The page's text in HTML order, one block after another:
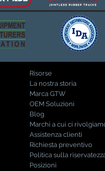
Risorse
La nostra storia
Marca GTW
OEM Soluzioni
Blog
Marchi a cui ci
Assistenza clienti
Richiesta preventivo
Politica sulla
Posizioni